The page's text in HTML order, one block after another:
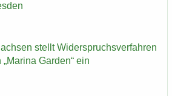
stellt Wi­der­spruchs­ver­fah­ren
Gar­den“ ein